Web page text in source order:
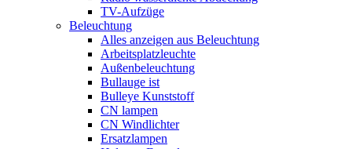
TV-Aufzüge
Beleuchtung
Alles anzeigen aus Beleuchtung
Arbeitsplatzleuchte
Außenbeleuchtung
Bullauge ist
Bulleye Kunststoff
CN lampen
CN Windlichter
Ersatzlampen